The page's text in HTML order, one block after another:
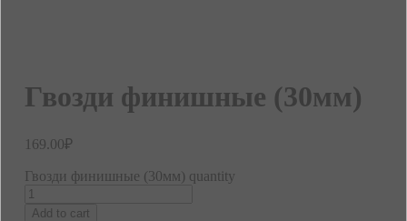
Гвозди финишные (30мм)
169.00₽
Гвозди финишные (30мм) quantity
Add to cart